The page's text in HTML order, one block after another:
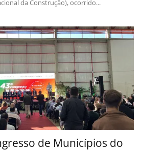
da Construção), ocorrido...
de Municípios do